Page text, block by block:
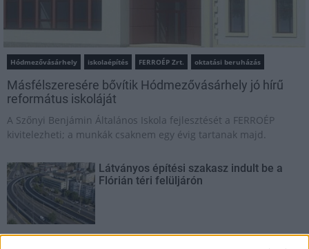
Hódmezővásárhely iskolaépítés FERROÉP Zrt. oktatási beruházás
Másfélszeresére bővítik Hódmezővásárhely jó hírű
református iskoláját
A Szőnyi Benjámin Általános Iskola fejlesztését a FERROÉP
kivitelezheti; a munkák csaknem egy évig tartanak majd.
Látványos építési szakasz indult be a
Flórián téri felüljárón